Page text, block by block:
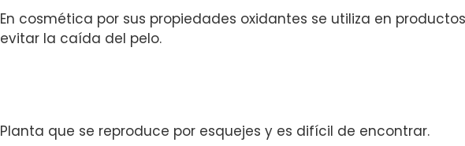
En cosmética por sus propiedades oxidantes se utiliza en
evitar la caída del pelo.
Planta que se reproduce por esquejes y es difícil de encontrar.